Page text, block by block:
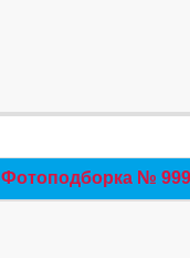
Фотоподборка №